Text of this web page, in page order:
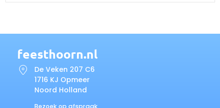
feesthoorn.nl
De Veken 207 C6
1716 KJ Opmeer
Noord Holland